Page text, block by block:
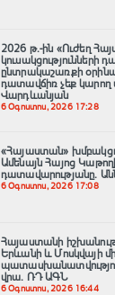
2026 թ.-ին «Ուժեղ
կուսակցությունների
ընտրակաշառքի
դատավճիռ չեք կարող
Վարդևանյան
6 Օգոստոս, 2026 17:28
«Հայաստան»
Ամենայն Հայոց
դատավարությանը․
6 Օգոստոս, 2026 17:08
Հայաստանի
Երևանի և Մոսկվայի
վրա. ՌԴ ԱԳՆ
6 Օգոստոս, 2026 16:44